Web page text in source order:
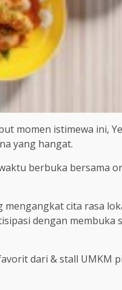
momen istimewa ini,
yang hangat.
berbuka bersama
mengangkat cita rasa
dengan membuka
dari & stall UMKM